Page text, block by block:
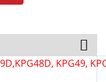
KPG49,